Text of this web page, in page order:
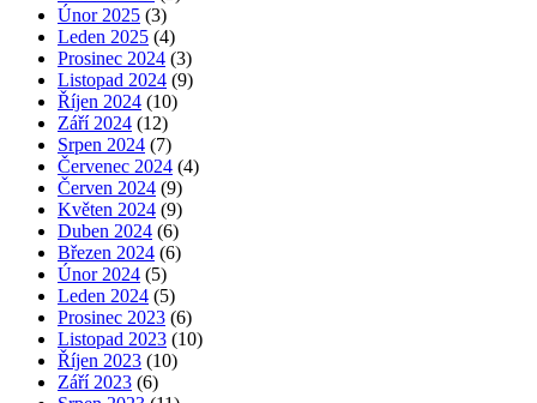
Únor 2025 (3)
Leden 2025 (4)
Prosinec 2024 (3)
Listopad 2024 (9)
Říjen 2024 (10)
Září 2024 (12)
Srpen 2024 (7)
Červenec 2024 (4)
Červen 2024 (9)
Květen 2024 (9)
Duben 2024 (6)
Březen 2024 (6)
Únor 2024 (5)
Leden 2024 (5)
Prosinec 2023 (6)
Listopad 2023 (10)
Říjen 2023 (10)
Září 2023 (6)